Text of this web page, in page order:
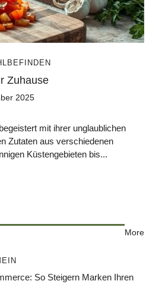
Zuhause
2025
mit ihrer unglaublichen
Zutaten aus verschiedenen
Küstengebieten bis...
More
So Steigern Marken Ihren